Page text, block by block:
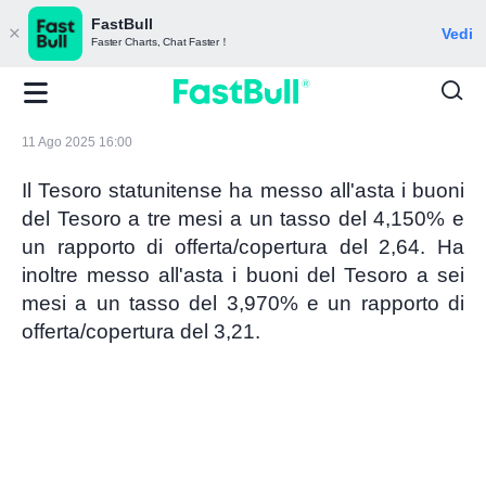
FastBull
Faster Charts, Chat Faster！ Vedi
11 Ago 2025 16:00
Il Tesoro statunitense ha messo all'asta i buoni
del Tesoro a tre mesi a un tasso del 4,150% e
un rapporto di offerta/copertura del 2,64. Ha
inoltre messo all'asta i buoni del Tesoro a sei
mesi a un tasso del 3,970% e un rapporto di
offerta/copertura del 3,21.